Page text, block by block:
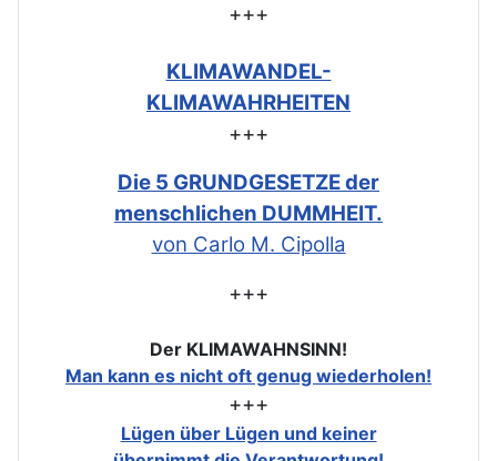
+++
KLIMAWANDEL-
KLIMAWAHRHEITEN
+++
Die 5 GRUNDGESETZE der
menschlichen DUMMHEIT.
von Carlo M. Cipolla
+++
Der KLIMAWAHNSINN!
Man kann es nicht oft genug wiederholen!
+++
Lügen über Lügen und keiner